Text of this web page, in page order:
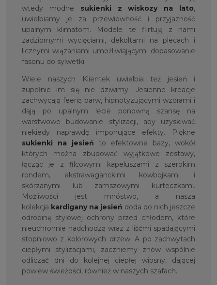
wtedy modne sukienki z wiskozy na lato,
uwielbiamy je za przewiewność i przyjazność
upalnym klimatom. Modele te flirtują z nami
zadziornymi wycięciami, dekoltami na plecach i
licznymi wiązaniami umożliwiającymi dopasowanie
fasonu do sylwetki.
Wiele naszych Klientek uwielbia też jesień i
zupełnie im się nie dziwimy. Jesienne kreacje
zachwycają feerią barw, hipnotyzującymi wzorami i
dają po upalnym lecie ponowną szansę na
warstwowe budowanie stylizacji, aby uzyskiwać
niekiedy naprawdę imponujące efekty. Piękne
sukienki na jesień to efektowne bazy, wokół
których można zbudować wyjątkowe zestawy,
łącząc je z filcowymi kapeluszami z szerokim
rondem, ekstrawaganckimi kowbojkami i
skórzanymi lub zamszowymi kurteczkami.
Możliwości jest mnóstwo, a nasza
kolekcja kardigany na jesień doda do nich jeszcze
odrobinę stylowej ochrony przed chłodem, które
nieuchronnie nadchodzą wraz z liśćmi spadającymi
stopniowo z kolorowych drzew. A po zachwytach
ciepłymi stylizacjami, zaczniemy znów wspólnie
odliczać dni do kolejnej ciepłej wiosny, dającej
powiew świeżości, również w naszych szafach.